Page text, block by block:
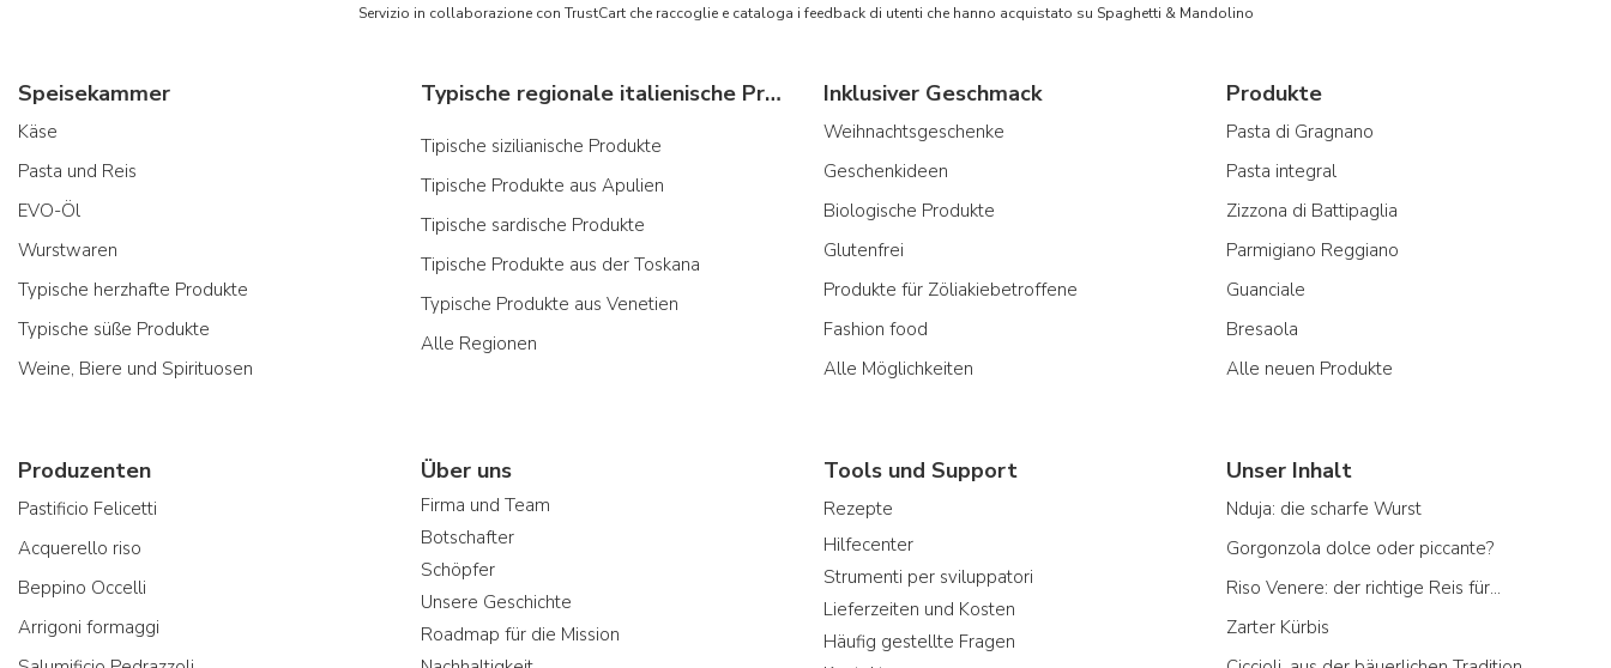
Servizio in collaborazione con TrustCart che raccoglie e cataloga i feedback di utenti che hanno acquistato su Spaghetti & Mandolino
Speisekammer
Käse
Pasta und Reis
EVO-Öl
Wurstwaren
Typische herzhafte Produkte
Typische süße Produkte
Weine, Biere und Spirituosen
Typische regionale italienische Produkte
Tipische sizilianische Produkte
Tipische Produkte aus Apulien
Tipische sardische Produkte
Tipische Produkte aus der Toskana
Typische Produkte aus Venetien
Alle Regionen
Inklusiver Geschmack
Weihnachtsgeschenke
Geschenkideen
Biologische Produkte
Glutenfrei
Produkte für Zöliakiebetroffene
Fashion food
Alle Möglichkeiten
Produkte
Pasta di Gragnano
Pasta integral
Zizzona di Battipaglia
Parmigiano Reggiano
Guanciale
Bresaola
Alle neuen Produkte
Produzenten
Pastificio Felicetti
Acquerello riso
Beppino Occelli
Arrigoni formaggi
Über uns
Firma und Team
Botschafter
Schöpfer
Unsere Geschichte
Roadmap für die Mission
Tools und Support
Rezepte
Hilfecenter
Strumenti per sviluppatori
Lieferzeiten und Kosten
Häufig gestellte Fragen
Unser Inhalt
Nduja: die scharfe Wurst
Gorgonzola dolce oder piccante?
Riso Venere: der richtige Reis für...
Zarter Kürbis